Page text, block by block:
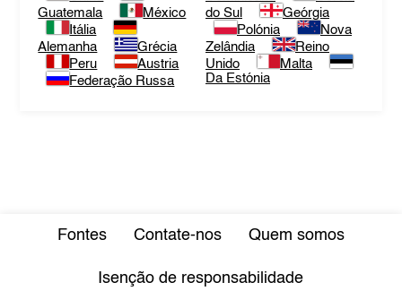
Guatemala
México
Itália
Alemanha
Grécia
Peru
Austria
Federação Russa
do Sul
Geórgia
Polónia
Nova
Zelândia
Reino
Unido
Malta
Da Estónia
Fontes Contate-nos Quem somos
Isenção de responsabilidade